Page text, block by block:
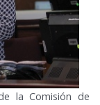
la Comisión de